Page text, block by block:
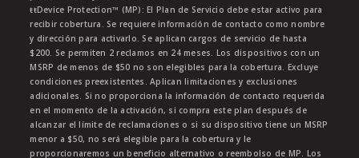
ŧŧDevice Protection™ (MP): El Plan de Servicio debe estar activo para
recibir cobertura. Se requiere información de contacto como nombre
y dirección para activarlo. Se aplican cargos de servicio de hasta
$200. Se permiten 2 reclamos en 24 meses. Los dispositivos con un
MSRP de menos de $50 no son elegibles para la cobertura. Excluye
condiciones preexistentes. Aplican limitaciones y exclusiones
adicionales. Si no proporciona la información de contacto requerida
en el momento de la activación, si compra este plan después de
alcanzar el límite de reclamaciones o si su dispositivo tiene un MSRP
menor a $50, no será elegible para la cobertura y le
proporcionaremos un beneficio alternativo o reembolso de MP. Los